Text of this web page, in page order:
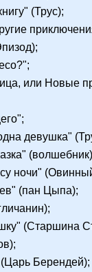
(Трус);
или Новые
девушка"
ночи"
(пан Цыпа);
(Старшина
Берендей);